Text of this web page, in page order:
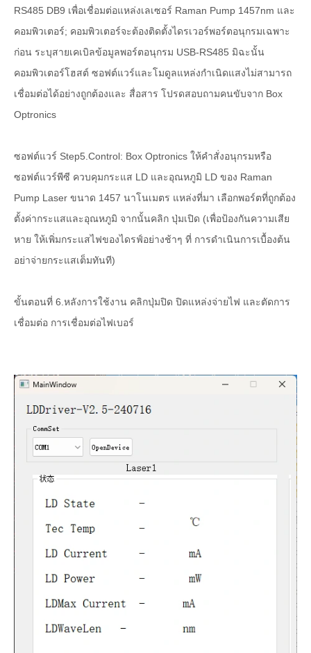
RS485 DB9 เพื่อเชื่อมต่อแหล่งเลเซอร์ Raman Pump 1457nm และ
คอมพิวเตอร์; คอมพิวเตอร์จะต้องติดตั้งไดรเวอร์พอร์ตอนุกรมเฉพาะ
ก่อน ระบุสายเคเบิลข้อมูลพอร์ตอนุกรม USB-RS485 มิฉะนั้น
คอมพิวเตอร์โฮสต์ ซอฟต์แวร์และโมดูลแหล่งกำเนิดแสงไม่สามารถ
เชื่อมต่อได้อย่างถูกต้องและ สื่อสาร โปรดสอบถามคนขับจาก Box
Optronics
ซอฟต์แวร์ Step5.Control: Box Optronics ให้คำสั่งอนุกรมหรือ
ซอฟต์แวร์พีซี ควบคุมกระแส LD และอุณหภูมิ LD ของ Raman
Pump Laser ขนาด 1457 นาโนเมตร แหล่งที่มา เลือกพอร์ตที่ถูกต้อง
ตั้งค่ากระแสและอุณหภูมิ จากนั้นคลิก ปุ่มเปิด (เพื่อป้องกันความเสีย
หาย ให้เพิ่มกระแสไฟของไดรฟ์อย่างช้าๆ ที่ การดำเนินการเบื้องต้น
อย่าจ่ายกระแสเต็มทันที)
ขั้นตอนที่ 6.หลังการใช้งาน คลิกปุ่มปิด ปิดแหล่งจ่ายไฟ และตัดการ
เชื่อมต่อ การเชื่อมต่อไฟเบอร์